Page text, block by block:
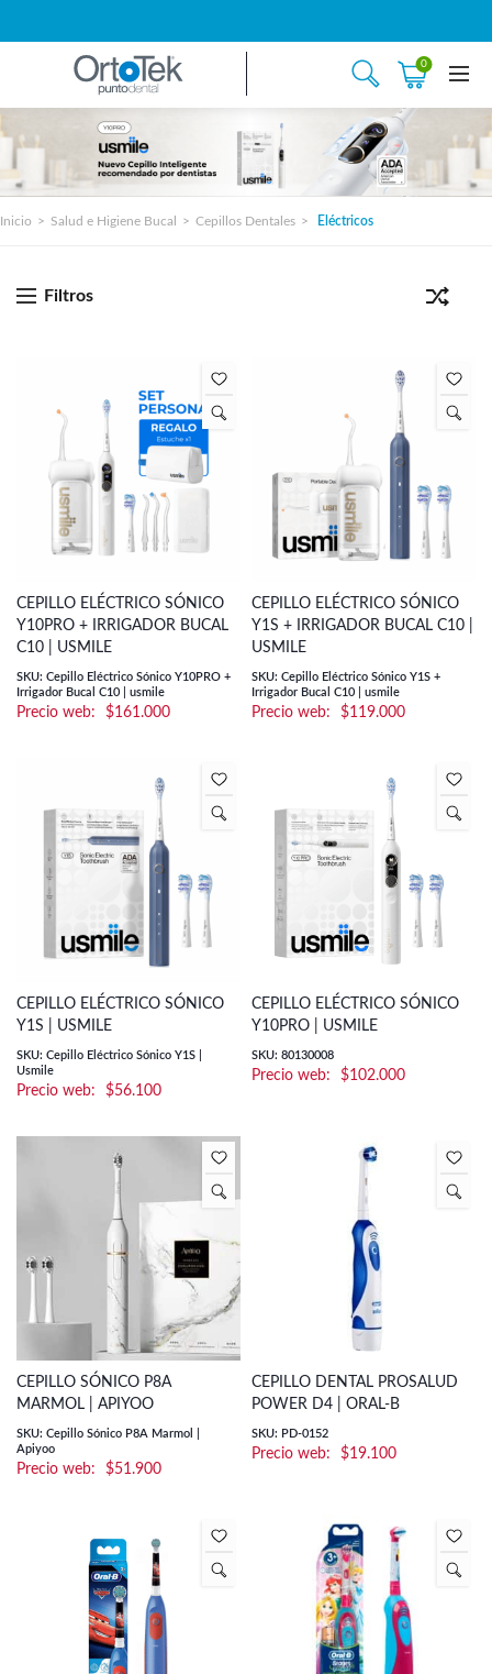
0
Inicio Salud e Higiene Bucal Cepillos Dentales Eléctricos
Filtros
CEPILLO ELÉCTRICO SÓNICO
Y10PRO + IRRIGADOR BUCAL
C10 | USMILE
SKU: Cepillo Eléctrico Sónico Y10PRO +
Irrigador Bucal C10 | usmile
$161.000
CEPILLO ELÉCTRICO SÓNICO
Y1S + IRRIGADOR BUCAL C10 |
USMILE
SKU: Cepillo Eléctrico Sónico Y1S +
Irrigador Bucal C10 | usmile
$119.000
CEPILLO ELÉCTRICO SÓNICO
Y1S | USMILE
SKU: Cepillo Eléctrico Sónico Y1S |
Usmile
$56.100
CEPILLO ELÉCTRICO SÓNICO
Y10PRO | USMILE
SKU: 80130008
$102.000
CEPILLO SÓNICO P8A
MARMOL | APIYOO
SKU: Cepillo Sónico P8A Marmol |
Apiyoo
$51.900
CEPILLO DENTAL PROSALUD
POWER D4 | ORAL-B
SKU: PD-0152
$19.100